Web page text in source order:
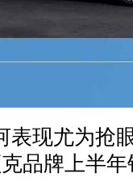
现尤为抢
品牌上半